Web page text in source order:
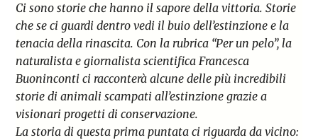
Ci sono storie che hanno il sapore della vittoria. Storie
che se ci guardi dentro vedi il buio dell’estinzione e la
tenacia della rinascita. Con la rubrica “Per un pelo”, la
naturalista e giornalista scientifica Francesca
Buoninconti ci racconterà alcune delle più incredibili
storie di animali scampati all’estinzionegrazie a
visionari progetti di conservazione.
La storia di questa prima puntata ci riguarda da vicino: